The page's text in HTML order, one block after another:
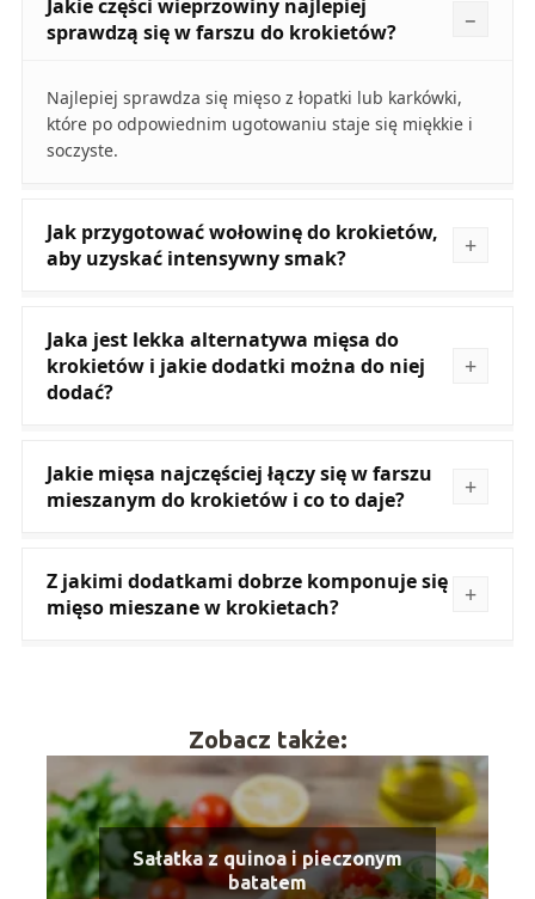
Jakie części wieprzowiny najlepiej
sprawdzą się w farszu do krokietów?
Najlepiej sprawdza się mięso z łopatki lub karkówki,
które po odpowiednim ugotowaniu staje się miękkie i
soczyste.
Jak przygotować wołowinę do krokietów,
aby uzyskać intensywny smak?
Jaka jest lekka alternatywa mięsa do
krokietów i jakie dodatki można do niej
dodać?
Jakie mięsa najczęściej łączy się w farszu
mieszanym do krokietów i co to daje?
Z jakimi dodatkami dobrze komponuje się
mięso mieszane w krokietach?
Zobacz także:
Sałatka z quinoa i pieczonym
batatem